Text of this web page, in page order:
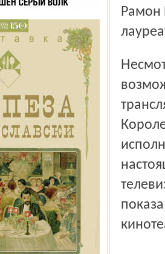
Рамон
Несмотря на то, что совсем недавно мы имели